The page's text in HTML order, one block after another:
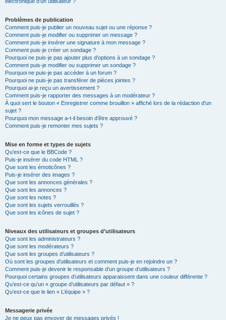
Problèmes de publication
Comment puis-je publier un nouveau sujet ou une réponse ?
Comment puis-je modifier ou supprimer un message ?
Comment puis-je insérer une signature à mon message ?
Comment puis-je créer un sondage ?
Pourquoi ne puis-je pas ajouter plus d’options à un sondage ?
Comment puis-je modifier ou supprimer un sondage ?
Pourquoi ne puis-je pas accéder à un forum ?
Pourquoi ne puis-je pas transférer de pièces jointes ?
Pourquoi ai-je reçu un avertissement ?
Comment puis-je rapporter des messages à un modérateur ?
À quoi sert le bouton « Enregistrer comme brouillon » affiché lors de la rédaction d’un
sujet ?
Pourquoi mon message a-t-il besoin d’être approuvé ?
Comment puis-je remonter mes sujets ?
Mise en forme et types de sujets
Qu’est-ce que le BBCode ?
Puis-je insérer du code HTML ?
Que sont les émoticônes ?
Puis-je insérer des images ?
Que sont les annonces générales ?
Que sont les annonces ?
Que sont les notes ?
Que sont les sujets verrouillés ?
Que sont les icônes de sujet ?
Niveaux des utilisateurs et groupes d’utilisateurs
Que sont les administrateurs ?
Que sont les modérateurs ?
Que sont les groupes d’utilisateurs ?
Où sont les groupes d’utilisateurs et comment puis-je en rejoindre un ?
Comment puis-je devenir le responsable d’un groupe d’utilisateurs ?
Pourquoi certains groupes d’utilisateurs apparaissent dans une couleur différente ?
Qu’est-ce qu’un « groupe d’utilisateurs par défaut » ?
Qu’est-ce que le lien « L’équipe » ?
Messagerie privée
Je ne peux pas envoyer de messages privés !